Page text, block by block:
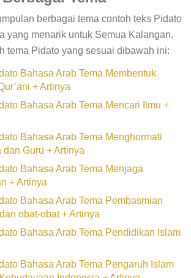
berbagai tema contoh teks Pidato
yang menarik untuk Semua Kalangan.
tema Pidato yang sesuai dibawah ini:
Bahasa Arab Tema Membentuk
+ Artinya
Bahasa Arab Tema Mencari Ilmu +
Bahasa Arab Tema Menghormati
dan Guru + Artinya
Bahasa Arab Tema Menjaga
+ Artinya
Bahasa Arab Tema Pembasmian
obat-obat + Artinya
Bahasa Arab Tema Pendidikan Islam
Bahasa Arab Tema Pengaruh Islam